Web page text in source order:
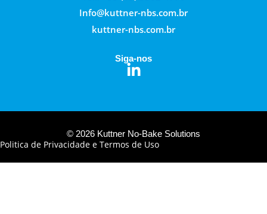
Info@kuttner-nbs.com.br
kuttner-nbs.com.br
Siga-nos
© 2026 Kuttner No-Bake Solutions
Politica de Privacidade e Termos de Uso